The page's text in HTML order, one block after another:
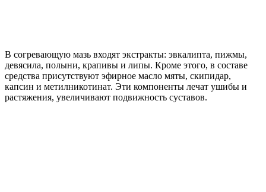
В согревающую мазь входят экстракты: эвкалипта, пижмы,
девясила, полыни, крапивы и липы. Кроме этого, в составе
средства присутствуют эфирное масло мяты, скипидар,
капсин и метилникотинат. Эти компоненты лечат ушибы и
растяжения, увеличивают подвижность суставов.